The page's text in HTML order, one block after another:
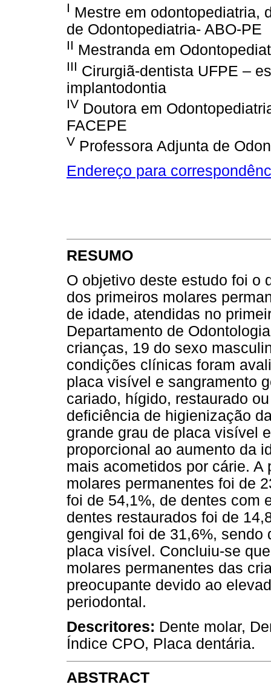
I Mestre em odontopediatria,
de Odontopediatria- ABO-PE
II Mestranda em
III Cirurgiã-dentista UFPE –
implantodontia
IV Doutora em
FACEPE
V Professora Adjunta de
Endereço para
RESUMO
O objetivo deste estudo foi o
dos primeiros molares
de idade, atendidas no
Departamento de
crianças, 19 do sexo
condições clínicas foram
placa visível e sangramento
cariado, hígido, restaurado
deficiência de higienização
grande grau de placa visível
proporcional ao aumento da
mais acometidos por cárie.
molares permanentes foi de
foi de 54,1%, de dentes com
dentes restaurados foi de
gengival foi de 31,6%, sendo
placa visível. Concluiu-se
molares permanentes das
preocupante devido ao
periodontal.
Descritores: Dente molar,
Índice CPO, Placa dentária.
ABSTRACT